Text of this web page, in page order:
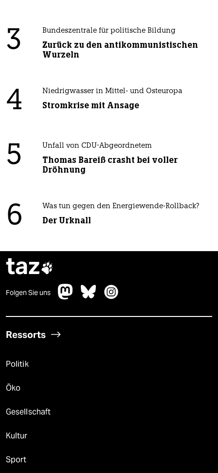
3 Bundeszentrale für politische Bildung
Zurück zu den antikommunistischen
Wurzeln
4 Niedrigwasser in Mittel- und Osteuropa
Stromkrise mit Ansage
5 Unfall von CDU-Abgeordnetem
Thomas Bareiß crasht bei voller
Dröhnung
6 Was tun gegen den Energiewende-Rollback?
Der Urknall
taz
Folgen Sie uns
Ressorts
Politik
Öko
Gesellschaft
Kultur
Sport